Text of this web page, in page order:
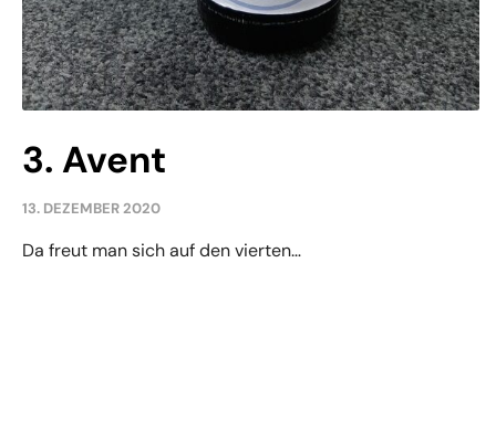
3. Avent
13. DEZEMBER 2020
Da freut man sich auf den vierten…